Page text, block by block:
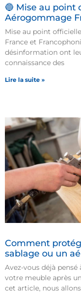
🔵 Mise au point
Aérogommage
Mise au point
France et
désinformation ont
connaissance des
Lire la suite »
Comment
sablage ou un
Avez-vous déjà
votre meuble après
cet article, nous